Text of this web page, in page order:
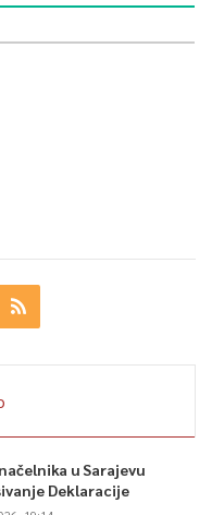
u Sarajevu
Deklaracije